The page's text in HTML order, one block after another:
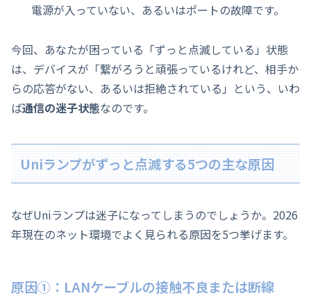
電源が入っていない、あるいはポートの故障です。
今回、あなたが困っている「ずっと点滅している」状態
は、デバイスが「繋がろうと頑張っているけれど、相手か
らの応答がない、あるいは拒絶されている」という、いわ
ば通信の迷子状態なのです。
Uniランプがずっと点滅する5つの主な原因
なぜUniランプは迷子になってしまうのでしょうか。2026
年現在のネット環境でよく見られる原因を5つ挙げます。
原因①：LANケーブルの接触不良または断線